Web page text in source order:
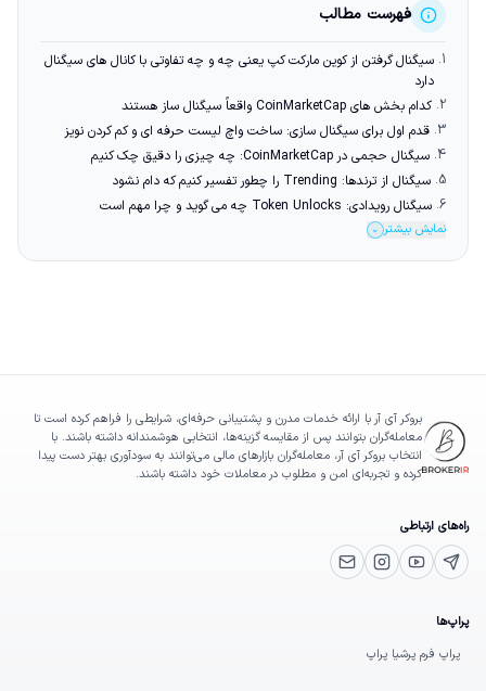
فهرست مطالب
1. سیگنال گرفتن از کوین مارکت کپ یعنی چه و چه تفاوتی با کانال های سیگنال
دارد
2. کدام بخش های CoinMarketCap واقعاً سیگنال ساز هستند
3. قدم اول برای سیگنال سازی: ساخت واچ لیست حرفه ای و کم کردن نویز
4. سیگنال حجمی در CoinMarketCap: چه چیزی را دقیق چک کنیم
5. سیگنال از ترندها: Trending را چطور تفسیر کنیم که دام نشود
6. سیگنال رویدادی: Token Unlocks چه می گوید و چرا مهم است
نمایش بیشتر ⌄
بروکر آی آر با ارائه خدمات مدرن و پشتیبانی حرفه‌ای، شرایطی را فراهم کرده است تا
معامله‌گران بتوانند پس از مقایسه گزینه‌ها، انتخابی هوشمندانه داشته باشند. با
انتخاب بروکر آی آر، معامله‌گران بازارهای مالی می‌توانند به سودآوری بهتر دست پیدا
کرده و تجربه‌ای امن و مطلوب در معاملات خود داشته باشند.
راه‌های ارتباطی
تلگرام پشتیبانی
یوتیوباینستاگرامایمیل
پراپ‌ها
پراپ فرم پرشیا پراپ